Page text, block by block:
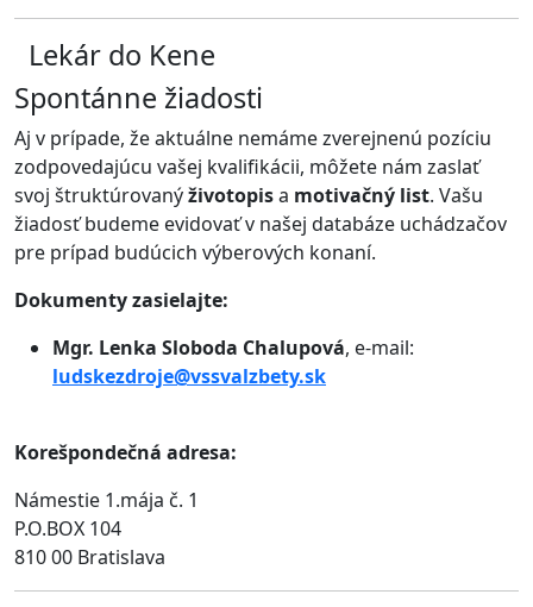
Lekár do Kene
Spontánne žiadosti
Aj v prípade, že aktuálne nemáme zverejnenú pozíciu
zodpovedajúcu vašej kvalifikácii, môžete nám zaslať
svoj štruktúrovanýživotopisa motivačný list. Vašu
žiadosť budeme evidovať v našej databáze uchádzačov
pre prípad budúcich výberových konaní.
Dokumenty zasielajte:
Mgr. Lenka Sloboda Chalupová, e-mail:
ludskezdroje@vssvalzbety.sk
Korešpondečná adresa:
Námestie 1.mája č. 1
P.O.BOX 104
810 00 Bratislava